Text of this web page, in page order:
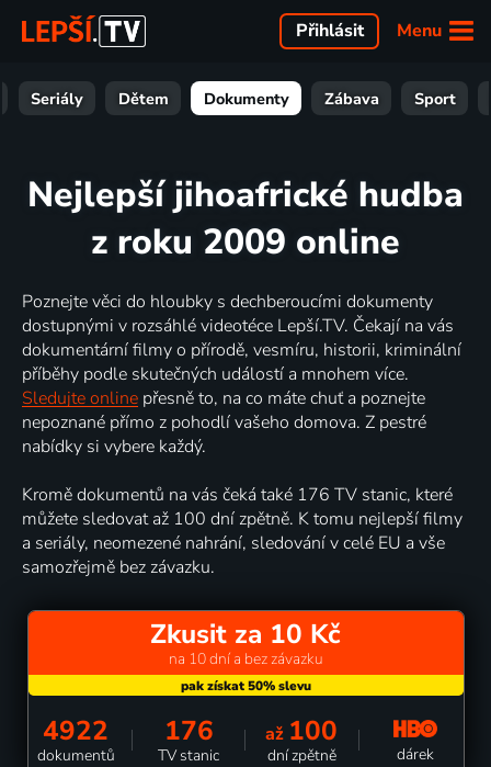
Menu
Přihlásit
Seriály Dětem Dokumenty Zábava Sport
Nejlepší jihoafrické hudba
z roku 2009 online
Poznejte věci do hloubky s dechberoucími dokumenty
dostupnými v rozsáhlé videotéce Lepší.TV. Čekají na vás
dokumentární filmy o přírodě, vesmíru, historii, kriminální
příběhy podle skutečných událostí a mnohem více.
Sledujte online přesně to, na co máte chuť a poznejte
nepoznané přímo z pohodlí vašeho domova. Z pestré
nabídky si vybere každý.
Kromě dokumentů na vás čeká také 176 TV stanic, které
můžete sledovat až 100 dní zpětně. K tomu nejlepší filmy
a seriály, neomezené nahrání, sledování v celé EU a vše
samozřejmě bez závazku.
Zkusit za 10 Kč
na 10 dní a bez závazku
4922
dokumentů
176
TV stanic
až 100
dní zpětně dárek